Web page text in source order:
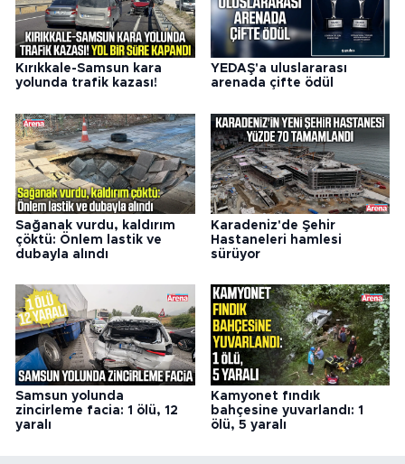
Kırıkkale-Samsun kara
yolunda trafik kazası!
YEDAŞ'a uluslararası
arenada çifte ödül
Sağanak vurdu, kaldırım
çöktü: Önlem lastik ve
dubayla alındı
Karadeniz'de Şehir
Hastaneleri hamlesi
sürüyor
Samsun yolunda
zincirleme facia: 1 ölü, 12
yaralı
Kamyonet fındık
bahçesine yuvarlandı: 1
ölü, 5 yaralı